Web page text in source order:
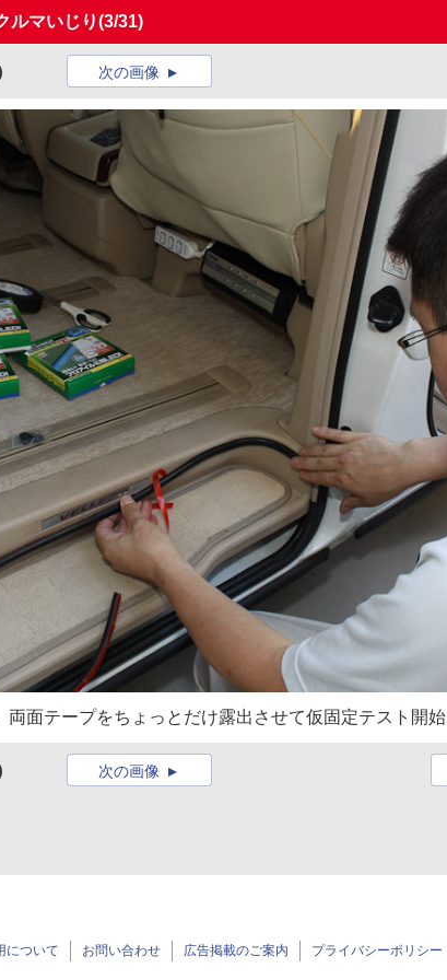
ルマいじり(3/31)
次の画像
両面テープをちょっとだけ露出させて仮固定テスト開始
次の画像
について お問い合わせ 広告掲載のご案内 プライバシーポリシー